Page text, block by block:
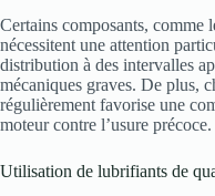
Certains composants, comme
nécessitent une attention
distribution à des intervalles
mécaniques graves. De plus,
régulièrement favorise une
moteur contre l’usure précoce.
Utilisation de lubrifiants de